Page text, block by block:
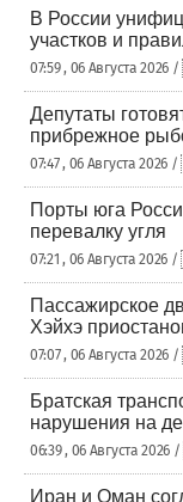
В России
участков и
07:59 , 06 Августа 2026 /
Депутаты
прибрежное
07:47 , 06 Августа 2026 /
Порты юга
перевалку угля
07:21 , 06 Августа 2026 /
Пассажирское
Хэйхэ
07:07 , 06 Августа 2026 /
Братская
нарушения на
06:39 , 06 Августа 2026 /
Иран и Оман